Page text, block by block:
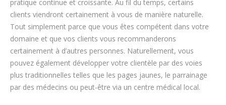
pratique continue et croissante. Au fil du temps, certains
clients viendront certainement à vous de manière naturelle.
Tout simplement parce que vous êtes compétent dans votre
domaine et que vos clients vous recommanderons
certainement à d’autres personnes. Naturellement, vous
pouvez également développer votre clientèle par des voies
plus traditionnelles telles que les pages jaunes, le parrainage
par des médecins ou peut-être via un centre médical local.